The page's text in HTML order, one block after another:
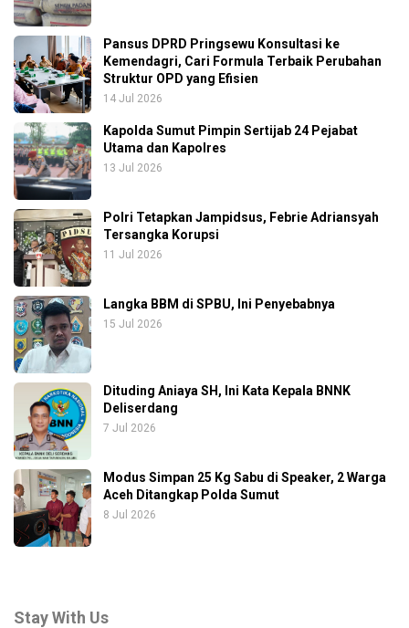
Pansus DPRD Pringsewu Konsultasi ke
Kemendagri, Cari Formula Terbaik Perubahan
Struktur OPD yang Efisien
14 Jul 2026
Kapolda Sumut Pimpin Sertijab 24 Pejabat
Utama dan Kapolres
13 Jul 2026
Polri Tetapkan Jampidsus, Febrie Adriansyah
Tersangka Korupsi
11 Jul 2026
Langka BBM di SPBU, Ini Penyebabnya
15 Jul 2026
Dituding Aniaya SH, Ini Kata Kepala BNNK
Deliserdang
7 Jul 2026
Modus Simpan 25 Kg Sabu di Speaker, 2 Warga
Aceh Ditangkap Polda Sumut
8 Jul 2026
Stay With Us